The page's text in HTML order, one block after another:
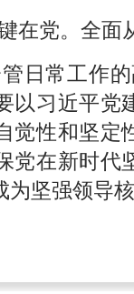
在党。全面
日常工作
以习近平党
觉性和坚定
党在新时代
为坚强领导